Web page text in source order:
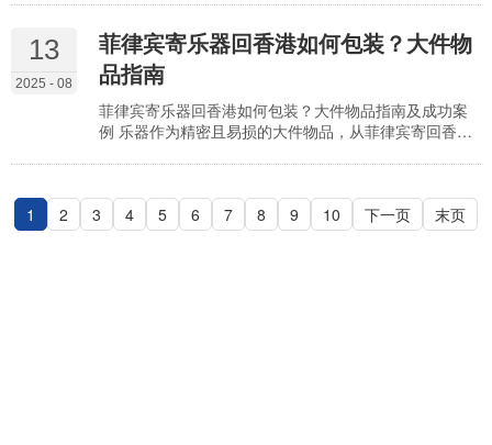
家锻炼或专业训练。但不少人担心：这类物品是否属于
限制品类？大件器材能否顺利运输？实际上，绝大多数
运动器材都可以合法寄往香港，仅部分含特殊部件的器
材需注意运输规范。了解不同器材的运输要求、操作要
可行性与限制…
13
2025 - 08
菲律宾寄乐器回香港如何包装？大件物
品指南
菲律宾寄乐器回香港如何包装？大件物品指南及成功案
例 乐器作为精密且易损的大件物品，从菲律宾寄回香港
琴、吉他等大件乐器，还是小提琴等中小型乐器，运输
过程中的颠簸、挤压都可能导致部件松动、漆面损伤甚
至结构变形。掌握针对不同乐器的包装方法和大件物品
运输要点，能最大限度降低损坏风险。结合实操经验和
1 2 3 4 5 6 7 8 9 10 下一页 末页